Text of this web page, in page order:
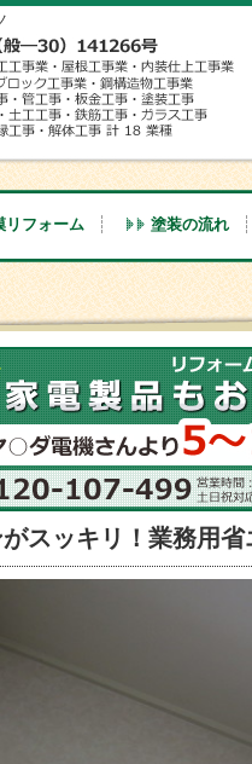
リフォーム 塗装の流れ
スッキリ！業務用